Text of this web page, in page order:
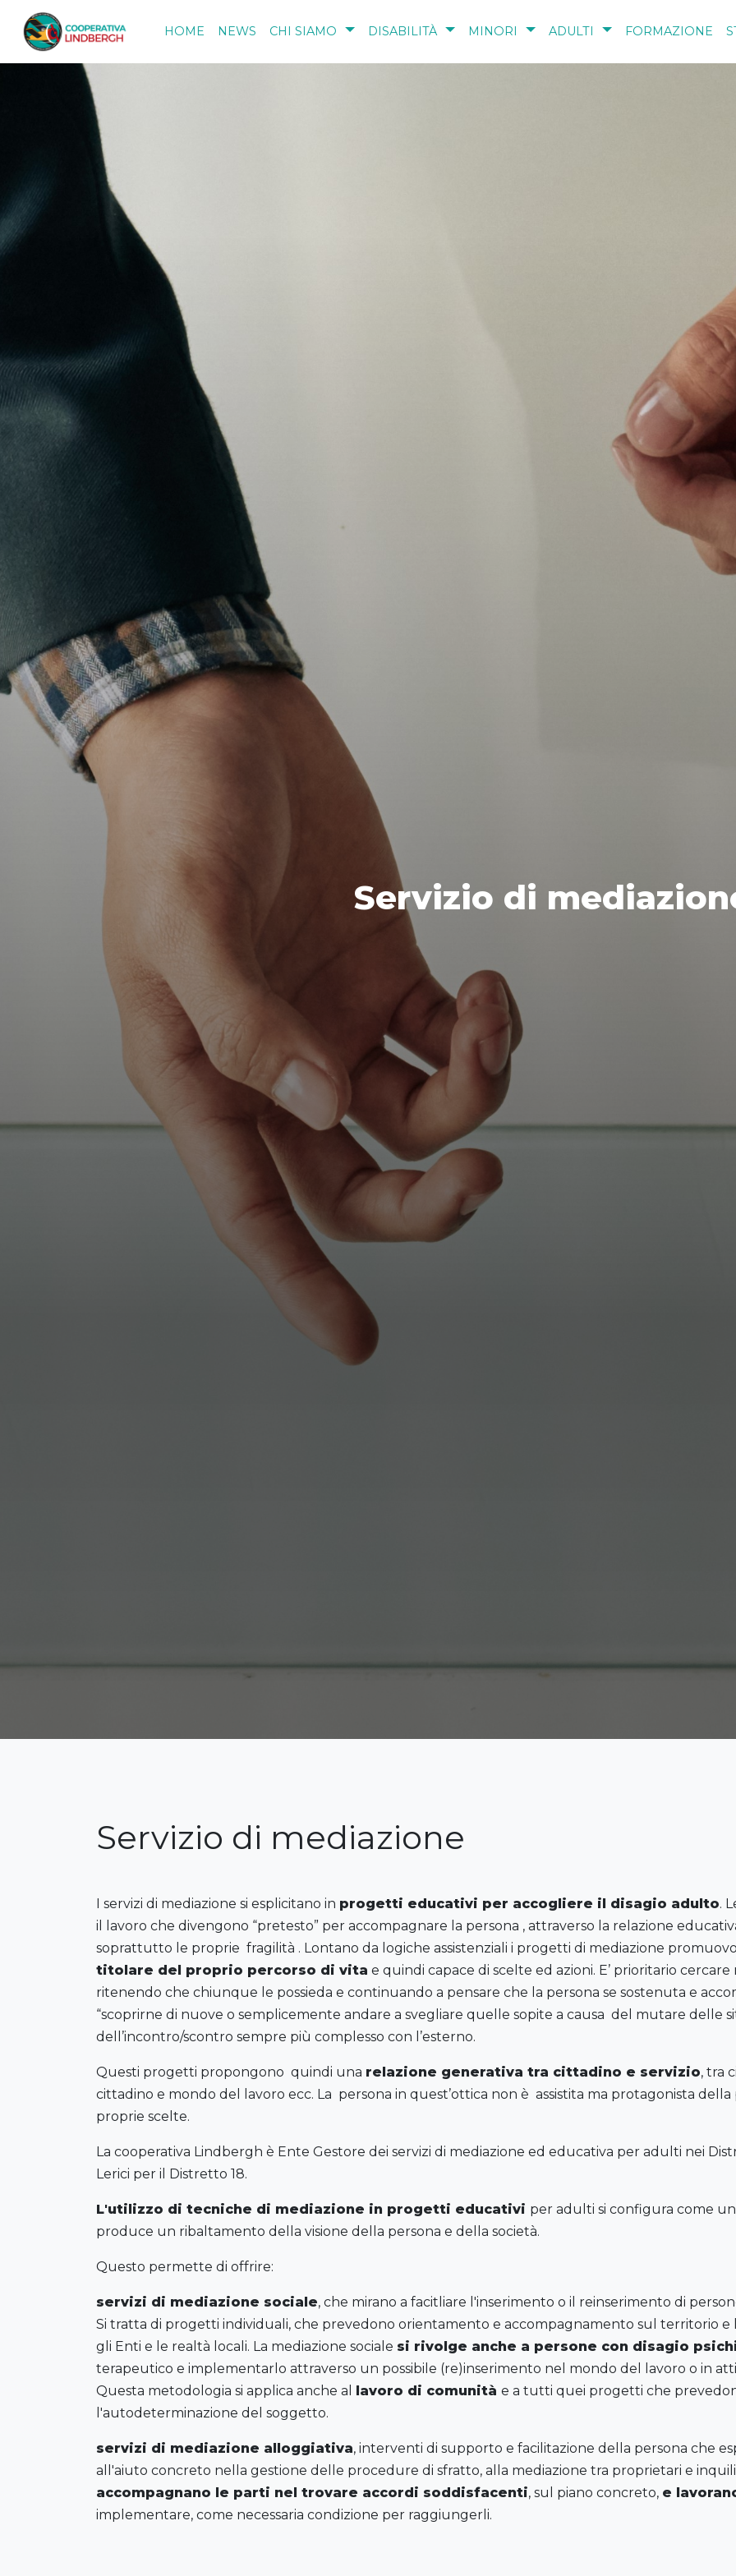
Salta al contenuto principale
HOME NEWS CHI SIAMO DISABILITÀ MINORI ADULTI FORMAZIONE
Servizio di
Servizio di mediazione
I servizi di mediazione si esplicitano in progetti educativi per accogliere il disagio adulto.
il lavoro che divengono “pretesto” per accompagnare la persona , attraverso la relazione
soprattutto le proprie fragilità . Lontano da logiche assistenziali i progetti di mediazione
titolare del proprio percorso di vita e quindi capace di scelte ed azioni. E’ prioritario
ritenendo che chiunque le possieda e continuando a pensare che la persona se sostenuta e
“scoprirne di nuove o semplicemente andare a svegliare quelle sopite a causa del mutare delle
dell’incontro/scontro sempre più complesso con l’esterno.
Questi progetti propongono quindi una relazione generativa tra cittadino e servizio, tra
cittadino e mondo del lavoro ecc. La persona in quest’ottica non è assistita ma protagonista
proprie scelte.
La cooperativa Lindbergh è Ente Gestore dei servizi di mediazione ed educativa per adulti nei
Lerici per il Distretto 18.
L'utilizzo di tecniche di mediazione in progetti educativi per adulti si configura come
produce un ribaltamento della visione della persona e della società.
Questo permette di offrire:
servizi di mediazione sociale, che mirano a facitliare l'inserimento o il reinserimento di
Si tratta di progetti individuali, che prevedono orientamento e accompagnamento sul territorio
gli Enti e le realtà locali. La mediazione sociale si rivolge anche a persone con disagio
terapeutico e implementarlo attraverso un possibile (re)inserimento nel mondo del lavoro o in
Questa metodologia si applica anche al lavoro di comunità e a tutti quei progetti che
l'autodeterminazione del soggetto.
servizi di mediazione alloggiativa, interventi di supporto e facilitazione della persona che
all'aiuto concreto nella gestione delle procedure di sfratto, alla mediazione tra proprietari e
accompagnano le parti nel trovare accordi soddisfacenti, sul piano concreto, e
implementare, come necessaria condizione per raggiungerli.